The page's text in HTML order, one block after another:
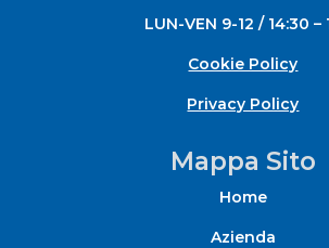
LUN-VEN 9-12 / 14:30 –
Cookie Policy
Privacy Policy
Mappa Sito
Home
Azienda